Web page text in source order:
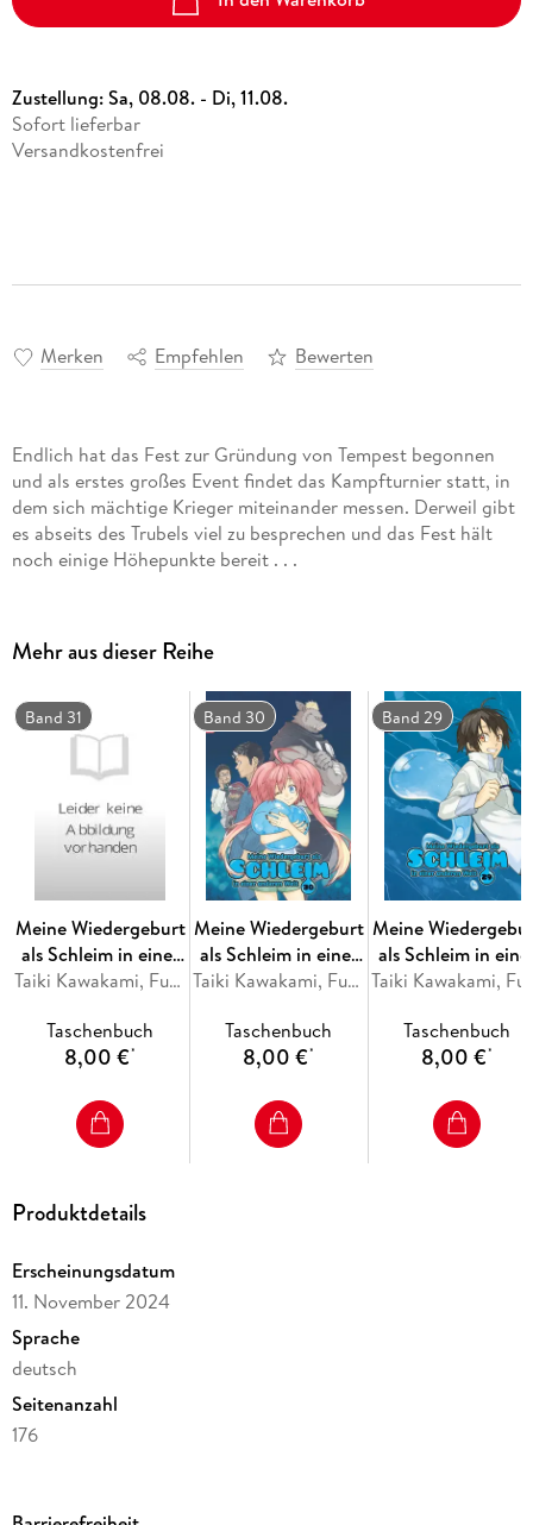
Zustellung:Sa, 08.08. - Di, 11.08.
Sofort lieferbar
Versandkostenfrei
Merken Empfehlen Bewerten
Endlich hat das Fest zur Gründung von Tempest begonnen
und als erstes großes Event findet das Kampfturnier statt, in
dem sich mächtige Krieger miteinander messen. Derweil gibt
es abseits des Trubels viel zu besprechen und das Fest hält
noch einige Höhepunkte bereit . . .
Mehr aus dieser Reihe
Band 31
Meine Wiedergeburt
als Schleim in einer
anderen Welt 31Taiki Kawakami, Fuse, Mitz Vah
Taschenbuch
8,00 €*
Band 30
Meine Wiedergeburt
als Schleim in einer
anderen Welt 30Taiki Kawakami, Fuse, Mitz Vah
Taschenbuch
8,00 €*
Band 29
Meine
als Schleim in
anderen Welt 29
Taschenbuch
8,00 €*
Produktdetails
Erscheinungsdatum
11. November 2024
Sprache
deutsch
Seitenanzahl
176